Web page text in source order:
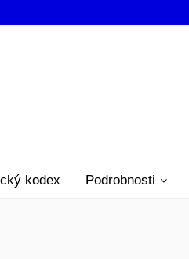
kodex Podrobnosti